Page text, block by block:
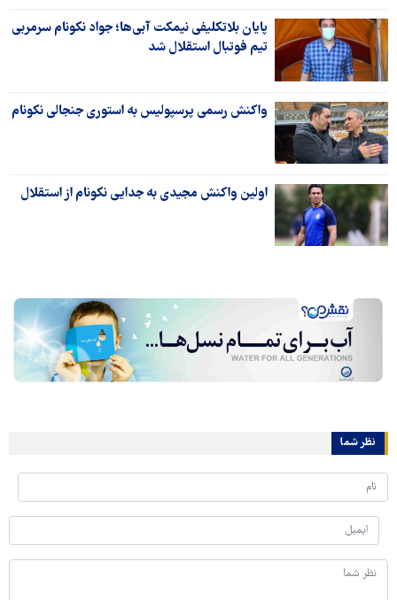
پایان بلاتکلیفی نیمکت آبی‌ها؛ جواد نکونام سرمربی
تیم فوتبال استقلال شد
واکنش رسمی پرسپولیس به استوری جنجالی نکونام
اولین واکنش مجیدی به جدایی نکونام از استقلال
نظر شما